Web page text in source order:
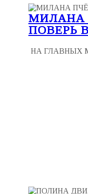
МИЛАНА
ПОВЕРЬ
НА ГЛАВНЫХ